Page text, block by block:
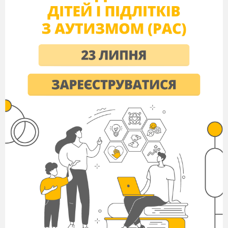
пивоварній промисловості
Гриби-
паразити
Ріжки й сажки уражають злакові
гриби уражають фрукти й овочі
врожаю; фітофтора уражає карто
завдають шкоди деревним
тяжкі захворювання шкіри
людина може мати й певну
змогу зупинити внутрішні
використовують у біологічному
Лишайники
Ростуть там, де не можуть
подрібненню скельних порід і
Ягель
(оленячий
мох)
Улюблена їжа для північних
Лишайники
Людина використовує у
барвників, ви робництва
промисловості